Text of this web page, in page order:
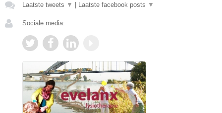
Laatste tweets ▼ Laatste facebook posts ▼
Sociale media: